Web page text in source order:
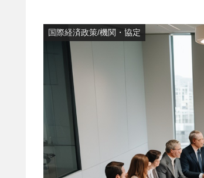
国際経済政策/機関・協定